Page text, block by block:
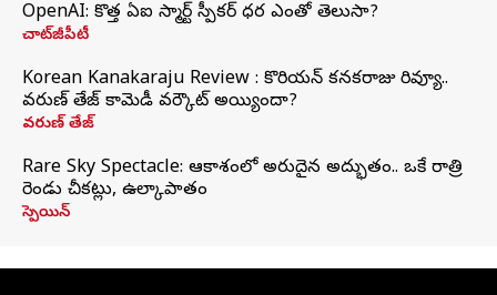
OpenAI: కొత్త ఏఐ స్మార్ట్ స్పీకర్ ధర ఎంతో తెలుసా?
చాట్‌జీపీటీ
Korean Kanakaraju Review : కొరియన్ కనకరాజు రివ్యూ..
వరుణ్ తేజ్ కామెడీ వర్కౌట్ అయ్యిందా?
వరుణ్ తేజ్
Rare Sky Spectacle: ఆకాశంలో అరుదైన అద్భుతం.. ఒకే రాత్రి
రెండు చీకట్లు, ఉల్కాపాతం
స్పెయిన్